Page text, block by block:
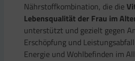
Nährstoffkombination, die die
Lebensqualität der Frau im
unterstützt und gezielt gegen
Erschöpfung und
Energie und Wohlbefinden im